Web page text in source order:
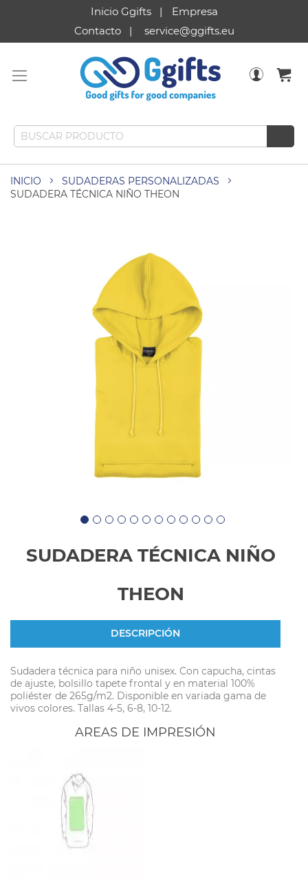
Inicio Ggifts
Empresa
Contacto
service@ggifts.eu
INICIO
SUDADERAS PERSONALIZADAS
SUDADERA TÉCNICA NIÑO THEON
SUDADERA TÉCNICA NIÑO
THEON
DESCRIPCIÓN
Sudadera técnica para niño unisex. Con capucha, cintas
de ajuste, bolsillo tapete frontal y en material 100%
poliéster de 265g/m2. Disponible en variada gama de
vivos colores. Tallas 4-5, 6-8, 10-12.
AREAS DE IMPRESIÓN